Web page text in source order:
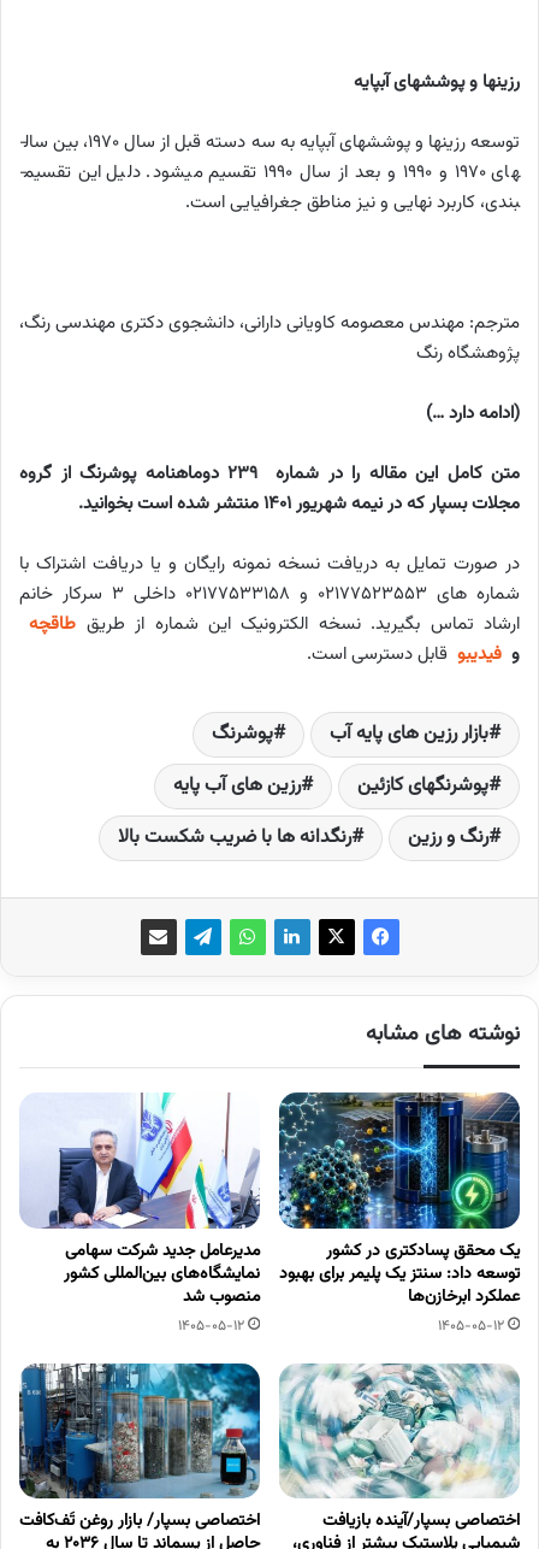
رزین­ها و پوشش­های آب­پایه
توسعه رزین­ها و پوشش­های آب­پایه به سه دسته قبل از سال 1970، بین سال­
های 1970 و 1990 و بعد از سال 1990 تقسیم می­شود. دلیل این تقسیم­
بندی، کاربرد نهایی و نیز مناطق جغرافیایی است.
مترجم: مهندس معصومه کاویانی دارانی، دانشجوی دکتری مهندسی رنگ،
پژوهشگاه رنگ
(ادامه دارد …)
متن کامل این مقاله را در شماره 239 دوماهنامه پوشرنگ از گروه
مجلات بسپار که در نیمه شهریور 1401 منتشر شده است بخوانید.
در صورت تمایل به دریافت نسخه نمونه رایگان و یا دریافت اشتراک با
شماره های ۰۲۱۷۷۵۲۳۵۵۳ و ۰۲۱۷۷۵۳۳۱۵۸ داخلی ۳ سرکار خانم
ارشاد تماس بگیرید. نسخه الکترونیک این شماره از طریق طاقچه
و فیدیبو قابل دسترسی است.
بازار رزین های پایه آب
پوشرنگ
پوشرنگ­های کازئین
رزین های آب پایه
رنگ و رزین
رنگ­دانه ­ها با ضریب شکست بالا
نوشته های مشابه
یک محقق پسادکتری در کشور
توسعه داد: سنتز یک پلیمر برای بهبود
عملکرد ابرخازن‌ها
1405-05-12
مدیرعامل جدید شرکت سهامی
نمایشگاه‌های بین‌المللی کشور
منصوب شد
1405-05-12
اختصاصی بسپار/آینده بازیافت
اختصاصی بسپار/ بازار روغن تَف‌کافت